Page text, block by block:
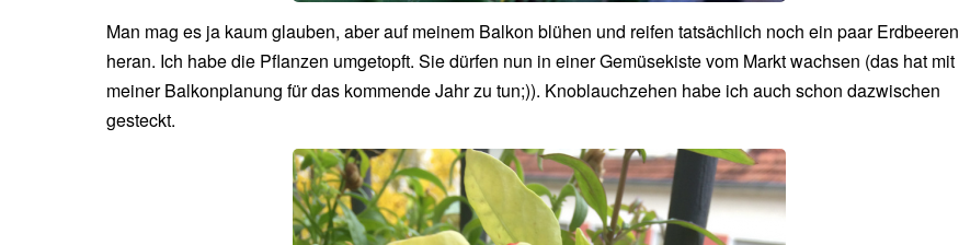
Man mag es ja kaum glauben, aber auf meinem Balkon blühen und reifen tatsächlich noch ein paar Erdbeeren
heran. Ich habe die Pflanzen umgetopft. Sie dürfen nun in einer Gemüsekiste vom Markt wachsen (das hat mit
meiner Balkonplanung für das kommende Jahr zu tun;)). Knoblauchzehen habe ich auch schon dazwischen
gesteckt.